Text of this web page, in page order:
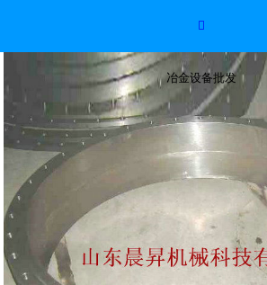

冶金设备批发